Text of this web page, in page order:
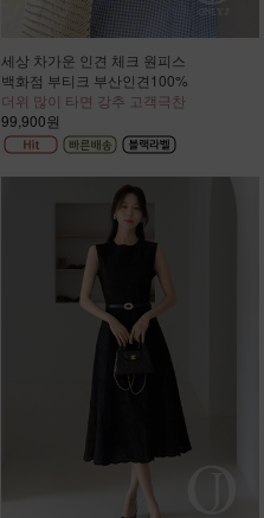
세상 차가운 인견 체크 원피스
백화점 부티크 부산인견100%
더위 많이 타면 강추 고객극찬
99,900원